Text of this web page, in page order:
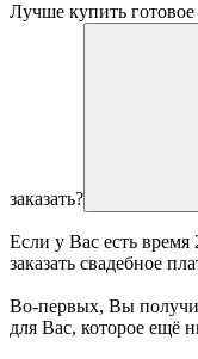
Лучше купить готовое
заказать?
Если у Вас есть
заказать свадебное
Во-первых, Вы
для Вас, которое ещё